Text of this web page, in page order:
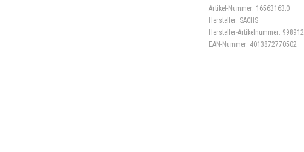
Artikel-Nummer: 16563163;0
Hersteller: SACHS
Hersteller-Artikelnummer: 998912
EAN-Nummer: 4013872770502